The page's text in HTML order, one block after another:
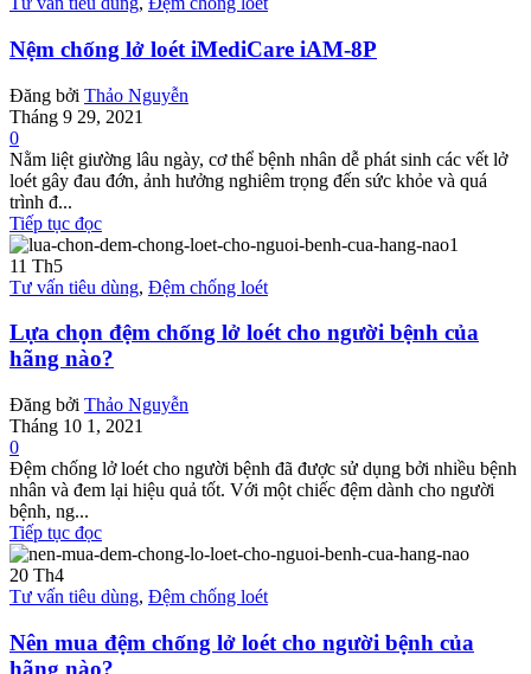
Nệm chống lở loét iMediCare iAM-8P
Đăng bởi Thảo Nguyễn
Tháng 9 29, 2021
0
Nằm liệt giường lâu ngày, cơ thể bệnh nhân dễ phát sinh các vết lở
loét gây đau đớn, ảnh hưởng nghiêm trọng đến sức khỏe và quá
trình đ...
Tiếp tục đọc
11 Th5
Tư vấn tiêu dùng, Đệm chống loét
Lựa chọn đệm chống lở loét cho người bệnh của
hãng nào?
Đăng bởi Thảo Nguyễn
Tháng 10 1, 2021
0
Đệm chống lở loét cho người bệnh đã được sử dụng bởi nhiều bệnh
nhân và đem lại hiệu quả tốt. Với một chiếc đệm dành cho người
bệnh, ng...
Tiếp tục đọc
20 Th4
Tư vấn tiêu dùng, Đệm chống loét
Nên mua đệm chống lở loét cho người bệnh của
hãng nào?